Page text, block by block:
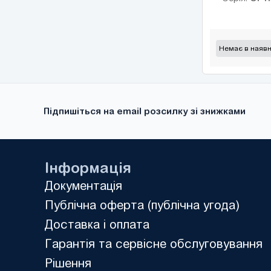
EFC 3600 (3)
EFC 3610
iC5 (6)
MicroMaster 420
Немає в
Підпишіться на email розсилку зі знижками
Інформація
Документація
Публічна оферта (публічна угода)
Доставка і оплата
Гарантія та сервісне обслуговування
Рішення